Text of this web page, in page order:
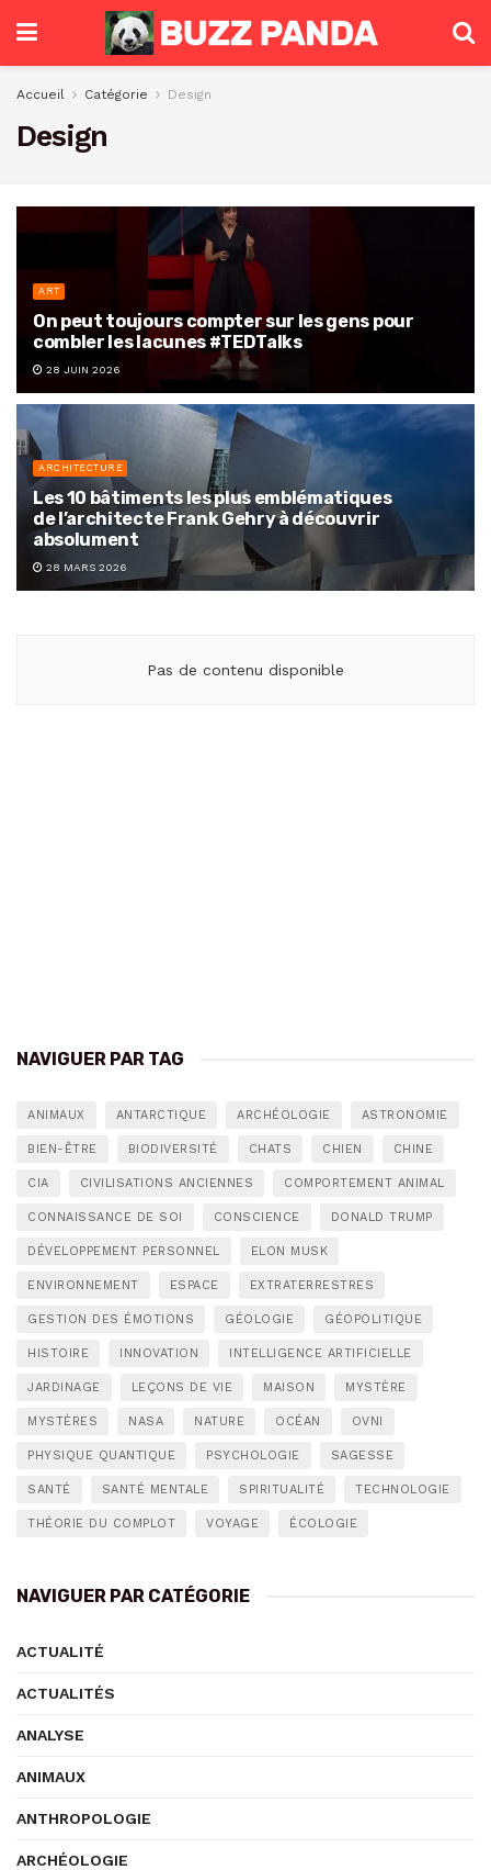
Accueil Catégorie Design
Design
ART
On peut toujours compter sur les gens pour
combler les lacunes #TEDTalks
28 JUIN 2026
ARCHITECTURE
Les 10 bâtiments les plus emblématiques
de l’architecte Frank Gehry à découvrir
absolument
28 MARS 2026
Pas de contenu disponible
NAVIGUER PAR TAG
ANIMAUX ANTARCTIQUE ARCHÉOLOGIE ASTRONOMIE
BIEN-ÊTRE BIODIVERSITÉ CHATS CHIEN CHINE
CIA CIVILISATIONS ANCIENNES COMPORTEMENT ANIMAL
CONNAISSANCE DE SOI CONSCIENCE DONALD TRUMP
DÉVELOPPEMENT PERSONNEL ELON MUSK
ENVIRONNEMENT ESPACE EXTRATERRESTRES
GESTION DES ÉMOTIONS GÉOLOGIE GÉOPOLITIQUE
HISTOIRE INNOVATION INTELLIGENCE ARTIFICIELLE
JARDINAGE LEÇONS DE VIE MAISON MYSTÈRE
MYSTÈRES NASA NATURE OCÉAN OVNI
PHYSIQUE QUANTIQUE PSYCHOLOGIE SAGESSE
SANTÉ SANTÉ MENTALE SPIRITUALITÉ TECHNOLOGIE
THÉORIE DU COMPLOT VOYAGE ÉCOLOGIE
NAVIGUER PAR CATÉGORIE
ACTUALITÉ
ACTUALITÉS
ANALYSE
ANIMAUX
ANTHROPOLOGIE
ARCHÉOLOGIE